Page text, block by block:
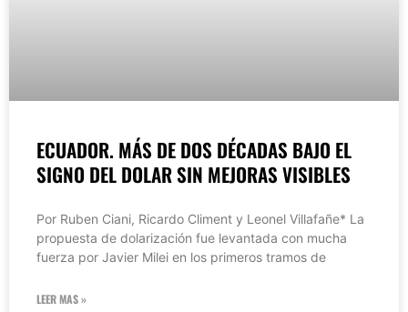
ECUADOR. MÁS DE DOS DÉCADAS BAJO EL
SIGNO DEL DOLAR SIN MEJORAS VISIBLES
Por Ruben Ciani, Ricardo Climent y Leonel Villafañe* La
propuesta de dolarización fue levantada con mucha
fuerza por Javier Milei en los primeros tramos de
LEER MAS »